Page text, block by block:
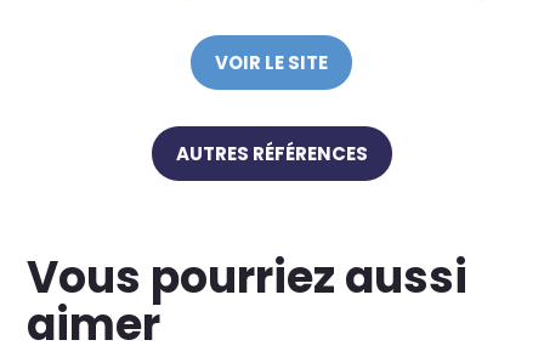
VOIR LE SITE
AUTRES RÉFÉRENCES
Vous pourriez aussi
aimer